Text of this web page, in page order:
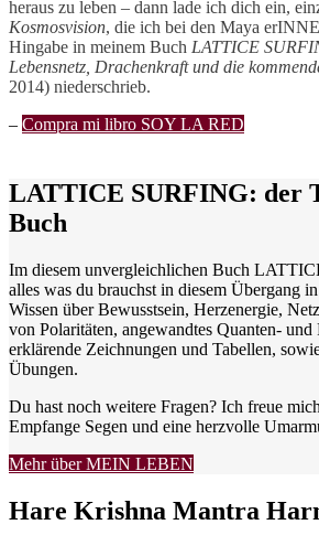
heraus zu leben – dann lade ich dich ein,
Kosmosvision, die ich bei den Maya
Hingabe in meinem Buch LATTICE
Lebensnetz, Drachenkraft und die
2014) niederschrieb.
– Compra mi libro SOY LA RED
LATTICE SURFING: der
Buch
Im diesem unvergleichlichen Buch
alles was du brauchst in diesem Übergang
Wissen über Bewusstsein, Herzenergie,
von Polaritäten, angewandtes Quanten-
erklärende Zeichnungen und Tabellen,
Übungen.
Du hast noch weitere Fragen? Ich freue
Empfange Segen und eine herzvolle
Mehr über MEIN LEBEN
Hare Krishna Mantra